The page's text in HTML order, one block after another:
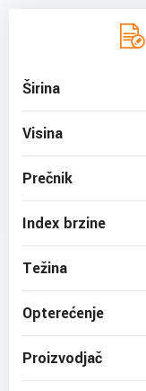
Širina
Visina
Prečnik
Index brzine
Težina
Opterećenje
Proizvodjač